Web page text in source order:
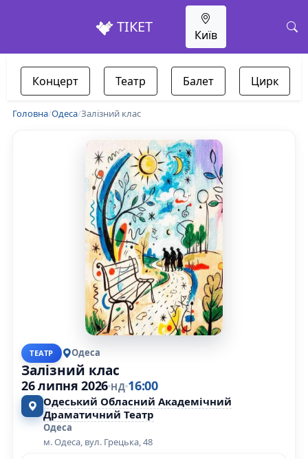
ТІКЕТ Київ
Концерт Театр Балет Цирк
Головна/Одеса/Залізний клас
ТЕАТР Одеса
Залізний клас
26 липня 2026 НД 16:00
Одеський Обласний Академічний
Драматичний Театр
Одеса
м. Одеса, вул. Грецька, 48